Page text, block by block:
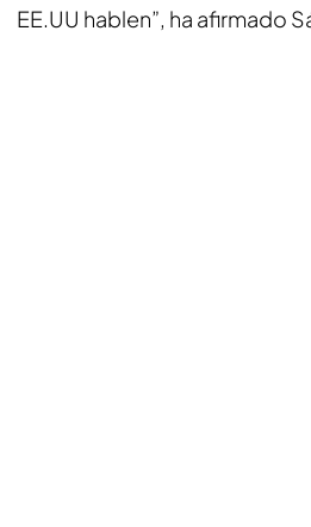
EE.UU hablen”, ha afirmado